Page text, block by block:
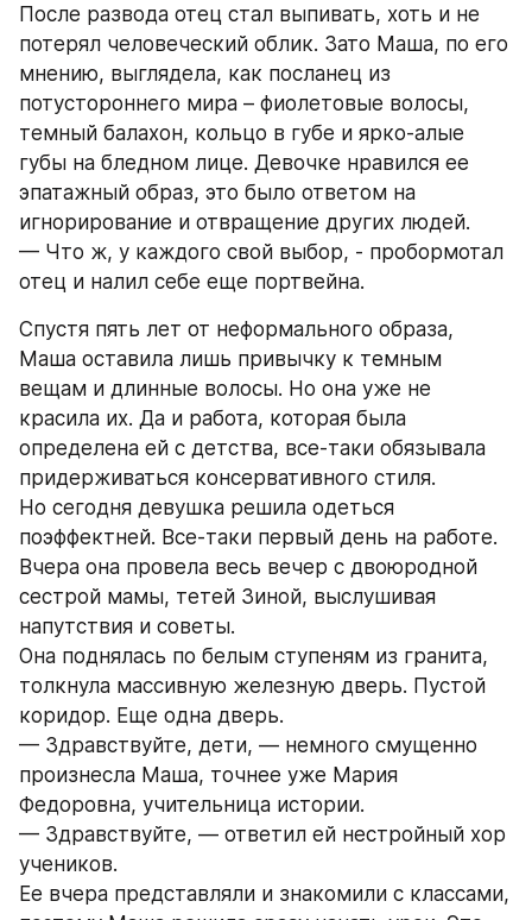
После развода отец стал выпивать, хоть и не
потерял человеческий облик. Зато Маша, по его
мнению, выглядела, как посланец из
потустороннего мира – фиолетовые волосы,
темный балахон, кольцо в губе и ярко-алые
губы на бледном лице. Девочке нравился ее
эпатажный образ, это было ответом на
игнорирование и отвращение других людей.
— Что ж, у каждого свой выбор, - пробормотал
отец и налил себе еще портвейна.
Спустя пять лет от неформального образа,
Маша оставила лишь привычку к темным
вещам и длинные волосы. Но она уже не
красила их. Да и работа, которая была
определена ей с детства, все-таки обязывала
придерживаться консервативного стиля.
Но сегодня девушка решила одеться
поэффектней. Все-таки первый день на работе.
Вчера она провела весь вечер с двоюродной
сестрой мамы, тетей Зиной, выслушивая
напутствия и советы.
Она поднялась по белым ступеням из гранита,
толкнула массивную железную дверь. Пустой
коридор. Еще одна дверь.
— Здравствуйте, дети, — немного смущенно
произнесла Маша, точнее уже Мария
Федоровна, учительница истории.
— Здравствуйте, — ответил ей нестройный хор
учеников.
Ее вчера представляли и знакомили с классами,